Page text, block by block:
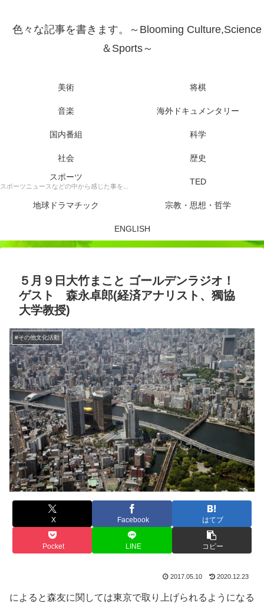
色々な記事を書きます。～Blooming Culture,Science
＆Sports～
美術 将棋
音楽 海外ドキュメンタリー
国内番組 科学
社会
歴史
スポーツ
スポーツニュースなどの中から感じた事を書きます。 TED
地球ドラマチック 宗教・思想・哲学
ENGLISH
５月９日大竹まこと ゴールデンラジオ！
ゲスト 森永卓郎(経済アナリスト、獨協
大学教授)
#その他文化活動
X Facebook はてブ
Pocket LINE コピー
2017.05.10 2020.12.23
によると森友に関しては東京で取り上げられるようになる